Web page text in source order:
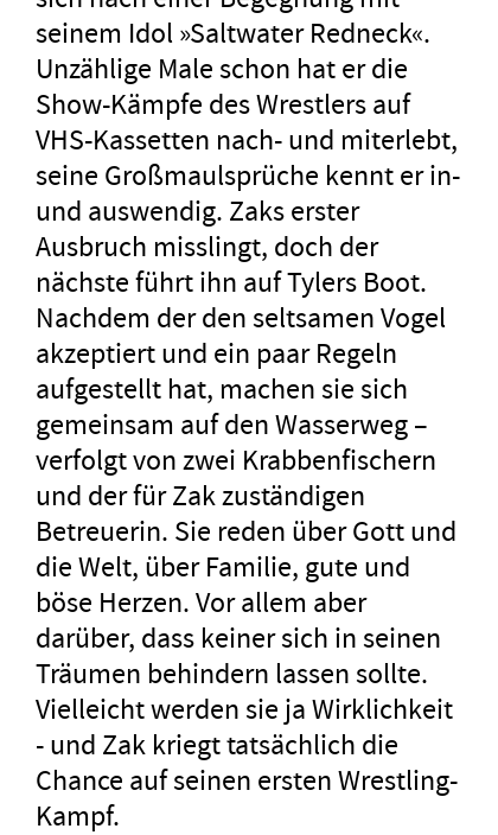
seinem Idol »Saltwater Redneck«.
Unzählige Male schon hat er die
Show-Kämpfe des Wrestlers auf
VHS-Kassetten nach- und miterlebt,
seine Großmaulsprüche kennt er in-
und auswendig. Zaks erster
Ausbruch misslingt, doch der
nächste führt ihn auf Tylers Boot.
Nachdem der den seltsamen Vogel
akzeptiert und ein paar Regeln
aufgestellt hat, machen sie sich
gemeinsam auf den Wasserweg –
verfolgt von zwei Krabbenfischern
und der für Zak zuständigen
Betreuerin. Sie reden über Gott und
die Welt, über Familie, gute und
böse Herzen. Vor allem aber
darüber, dass keiner sich in seinen
Träumen behindern lassen sollte.
Vielleicht werden sie ja Wirklichkeit
- und Zak kriegt tatsächlich die
Chance auf seinen ersten Wrestling-
Kampf.